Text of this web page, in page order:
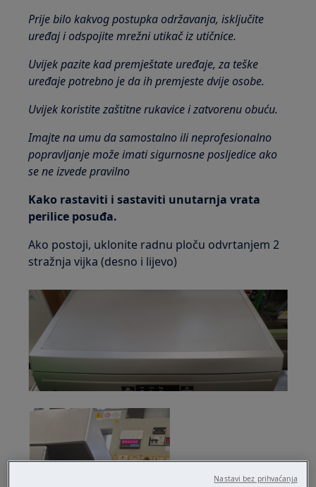
Prije bilo kakvog postupka održavanja, isključite
uređaj i odspojite mrežni utikač iz utičnice.
Uvijek pazite kad premještate uređaje, za teške
uređaje potrebno je da ih premjeste dvije osobe.
Uvijek koristite zaštitne rukavice i zatvorenu obuću.
Imajte na umu da samostalno ili neprofesionalno
popravljanje može imati sigurnosne posljedice ako
se ne izvede pravilno
Kako rastaviti i sastaviti unutarnja vrata
perilice posuđa.
Ako postoji, uklonite radnu ploču odvrtanjem 2
stražnja vijka (desno i lijevo)
Nastavi bez prihvaćanja